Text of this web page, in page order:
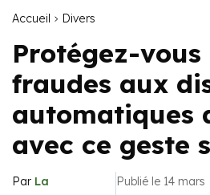
Accueil Divers
Protégez-vous
fraudes aux
automatiques
avec ce geste
Par La
Publié le 14 mars